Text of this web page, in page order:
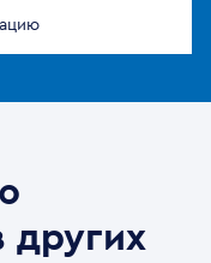
других